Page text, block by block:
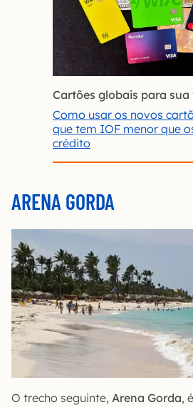
Cartões globais para sua
Como usar os novos
que tem IOF menor que
crédito
ARENA GORDA
O trecho seguinte, Arena Gorda,